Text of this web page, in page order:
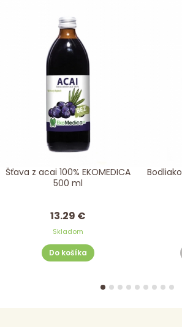
Bodliakový olej MEANDRA 100
7.85 €
Nedostupný
Do košíka